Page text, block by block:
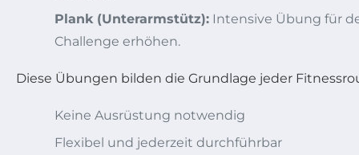
Plank (Unterarmstütz): Intensive Übung für
Challenge erhöhen.
Diese Übungen bilden die Grundlage jeder
Keine Ausrüstung notwendig
Flexibel und jederzeit durchführbar